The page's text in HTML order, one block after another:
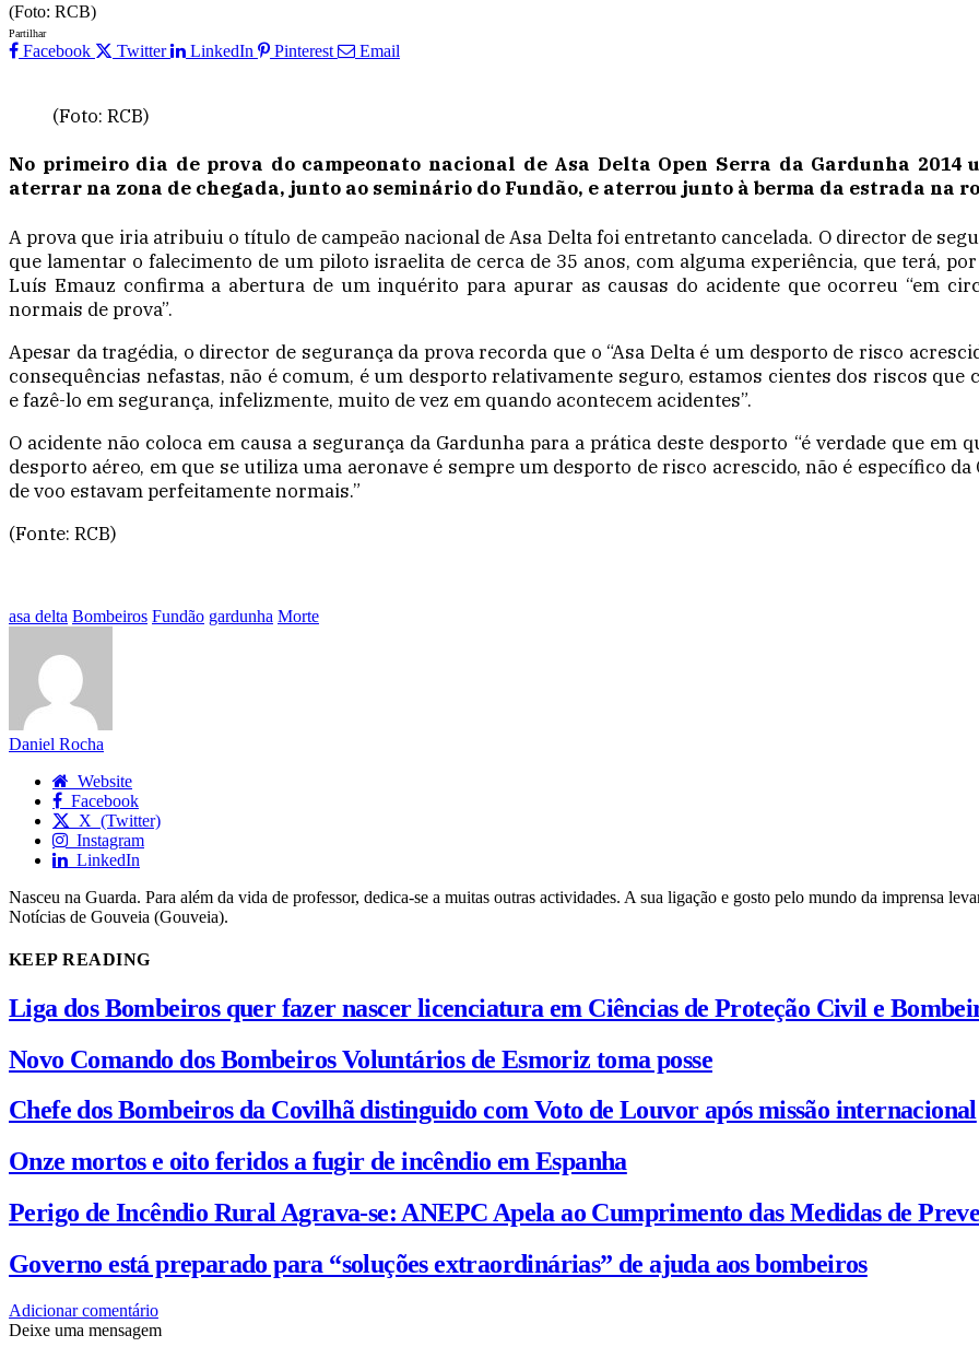
(Foto: RCB)
Partilhar
Facebook Twitter LinkedIn Pinterest Email
(Foto: RCB)
No primeiro dia de prova do campeonato nacional de Asa Delta Open Serra da Gardunha
aterrar na zona de chegada, junto ao seminário do Fundão, e aterrou junto à berma da estrada na
A prova que iria atribuiu o título de campeão nacional de Asa Delta foi entretanto cancelada. O director de
que lamentar o falecimento de um piloto israelita de cerca de 35 anos, com alguma experiência, que terá,
Luís Emauz confirma a abertura de um inquérito para apurar as causas do acidente que ocorreu “em
normais de prova”.
Apesar da tragédia, o director de segurança da prova recorda que o “Asa Delta é um desporto de risco
consequências nefastas, não é comum, é um desporto relativamente seguro, estamos cientes dos riscos
e fazê-lo em segurança, infelizmente, muito de vez em quando acontecem acidentes”.
O acidente não coloca em causa a segurança da Gardunha para a prática deste desporto “é verdade que
desporto aéreo, em que se utiliza uma aeronave é sempre um desporto de risco acrescido, não é específico
de voo estavam perfeitamente normais.”
(Fonte: RCB)
asa delta Bombeiros Fundão gardunha Morte
Daniel Rocha
Website
Facebook
X (Twitter)
Instagram
LinkedIn
Nasceu na Guarda. Para além da vida de professor, dedica-se a muitas outras actividades. A sua ligação e gosto pelo mundo da imprensa
Notícias de Gouveia (Gouveia).
KEEP READING
Liga dos Bombeiros quer fazer nascer licenciatura em Ciências de Proteção Civil e
Novo Comando dos Bombeiros Voluntários de Esmoriz toma posse
Chefe dos Bombeiros da Covilhã distinguido com Voto de Louvor após missão internacional
Onze mortos e oito feridos a fugir de incêndio em Espanha
Perigo de Incêndio Rural Agrava-se: ANEPC Apela ao Cumprimento das Medidas de
Governo está preparado para “soluções extraordinárias” de ajuda aos bombeiros
Adicionar comentário
Deixe uma mensagem